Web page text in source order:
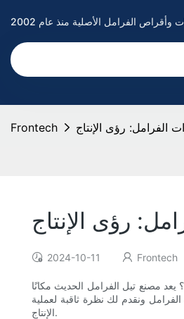
Frontech رؤى الإنتاج
رؤى الإنتاج
2024-10-11 Frontech
مصنع تيل الفرامل الحديث مكانًا
ونقدم لك نظرة ثاقبة لعملية
الإنتاج.